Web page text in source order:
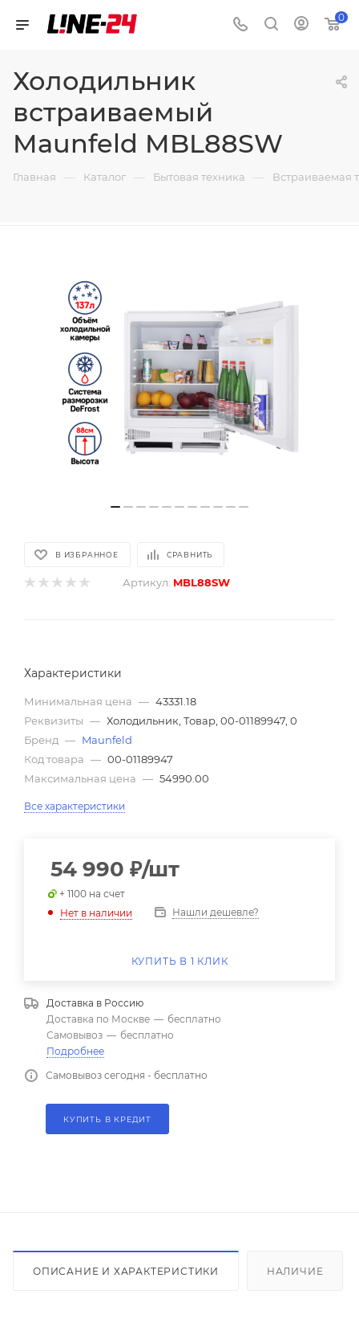
0
Холодильник
встраиваемый
Maunfeld MBL88SW
Главная — Каталог — Бытовая техника — Встраиваемая
В ИЗБРАННОЕ СРАВНИТЬ
Артикул: MBL88SW
Характеристики
Минимальная цена — 43331.18
Реквизиты — Холодильник, Товар, 00-01189947, 0
Бренд — Maunfeld
Код товара — 00-01189947
Максимальная цена — 54990.00
Все характеристики
54 990 ₽/шт
+ 1100 на счет
Нет в наличии
Нашли дешевле?
КУПИТЬ В 1 КЛИК
Доставка в Россию
Доставка по Москве — бесплатно
Самовывоз — бесплатно
Подробнее
Самовывоз сегодня - бесплатно
КУПИТЬ В КРЕДИТ
ОПИСАНИЕ И ХАРАКТЕРИСТИКИ НАЛИЧИЕ